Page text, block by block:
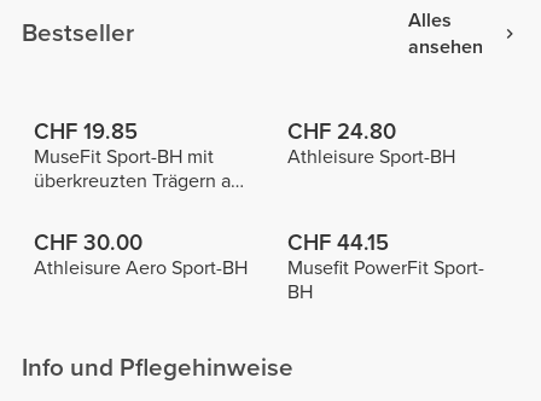
Bestseller
Alles
ansehen
CHF 19.85
MuseFit Sport-BH mit
überkreuzten Trägern am
CHF 24.80
Athleisure Sport-BH
CHF 30.00
Athleisure Aero Sport-BH
CHF 44.15
Musefit PowerFit Sport-
BH
Info und Pflegehinweise